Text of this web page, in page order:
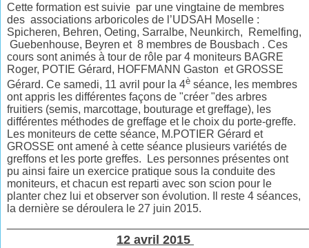
Cette formation est suivie par une vingtaine de membres
des associations arboricoles de l’UDSAH Moselle :
Spicheren, Behren, Oeting, Sarralbe, Neunkirch, Remelfing,
Guebenhouse, Beyren et 8 membres de Bousbach . Ces
cours sont animés à tour de rôle par 4 moniteurs BAGRE
Roger, POTIE Gérard, HOFFMANN Gaston et GROSSE
Gérard. Ce samedi, 11 avril pour la 4è séance, les membres
ont appris les différentes façons de"créer"des arbres
fruitiers (semis, marcottage, bouturage et greffage), les
différentes méthodes de greffage et le choix du porte-greffe.
Les moniteurs de cette séance, M.POTIER Gérard et
GROSSE ont amené à cette séance plusieurs variétés de
greffons et les porte greffes. Les personnes présentes ont
pu ainsi faire un exercice pratique sous la conduite des
moniteurs, et chacun est reparti avec son scion pour le
planter chez lui et observer son évolution. Il reste 4 séances,
la dernière se déroulera le 27 juin 2015.
12 avril 2015